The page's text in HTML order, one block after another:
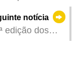
notícia
edição dos